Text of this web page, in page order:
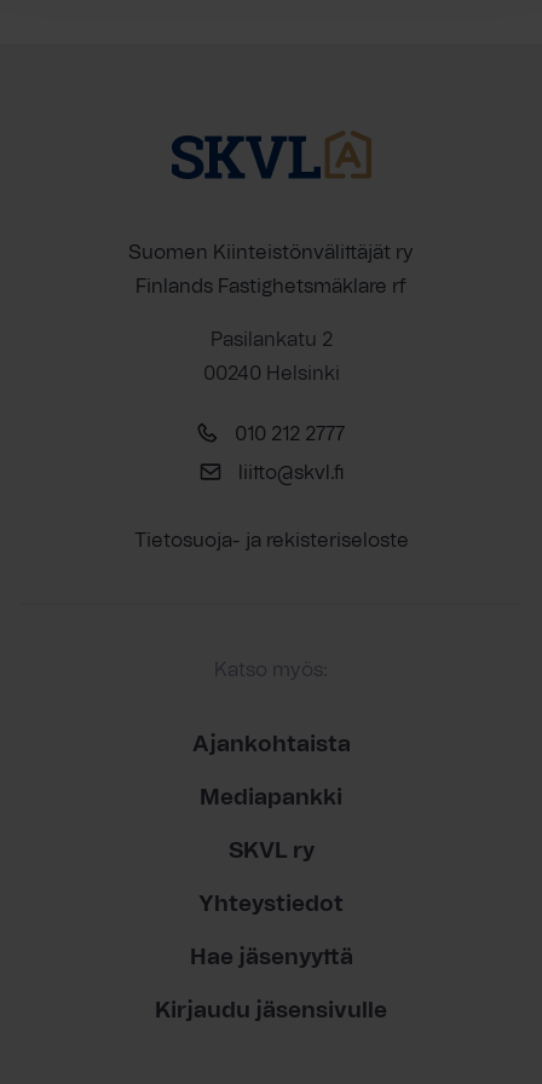
Suomen Kiinteistönvälittäjät ry
Finlands Fastighetsmäklare rf
Pasilankatu 2
00240 Helsinki
010 212 2777
liitto@skvl.fi
Tietosuoja- ja rekisteriseloste
Katso myös:
Ajankohtaista
Mediapankki
SKVL ry
Yhteystiedot
Hae jäsenyyttä
Kirjaudu jäsensivulle